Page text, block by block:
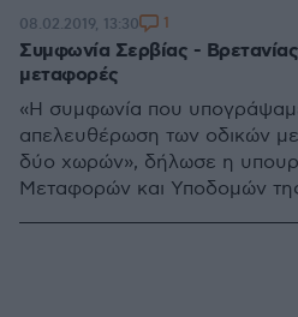
Συμφωνία Σερβίας - Βρετανίας
μεταφορές
«Η συμφωνία που
απελευθέρωση των οδικών
δύο χωρών», δήλωσε η
Μεταφορών και Υποδομών
08.02.2019, 13:30 1